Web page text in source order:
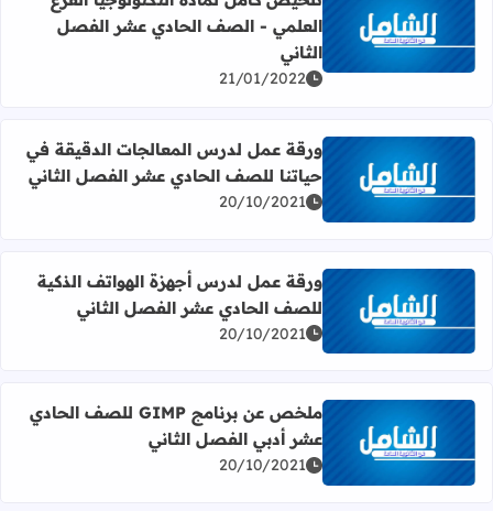
اقرأ المزيد عن تلخيص كامل لمادة التكنولوجيا الفرع
العلمي - الصف الحادي عشر الفصل
الثاني
21/01/2022
اقرأ المزيد عن ورقة عمل لدرس المعالجات الدقيقة في
ورقة عمل لدرس المعالجات الدقيقة في
حياتنا للصف الحادي عشر الفصل الثاني
20/10/2021
اقرأ المزيد عن ورقة عمل لدرس أجهزة الهواتف الذكية
ورقة عمل لدرس أجهزة الهواتف الذكية
للصف الحادي عشر الفصل الثاني
20/10/2021
اقرأ المزيد عن ملخص عن برنامج GIMP للصف الحادي عشر أدبي الفصل الثاني
ملخص عن برنامج GIMP للصف الحادي
عشر أدبي الفصل الثاني
20/10/2021